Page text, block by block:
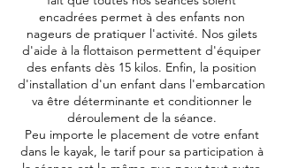
encadrées permet à des enfants non
nageurs de pratiquer l'activité. Nos gilets
d'aide à la flottaison permettent d'équiper
des enfants dès 15 kilos. Enfin, la position
d'installation d'un enfant dans l'embarcation
va être déterminante et conditionner le
déroulement de la séance.
Peu importe le placement de votre enfant
dans le kayak, le tarif pour sa participation à